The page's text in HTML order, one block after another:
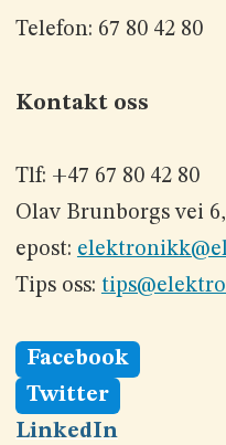
Telefon: 67 80 42 80
Kontakt oss
Tlf: +47 67 80 42 80
Olav Brunborgs vei
epost:
Tips oss:
Facebook
Twitter
LinkedIn